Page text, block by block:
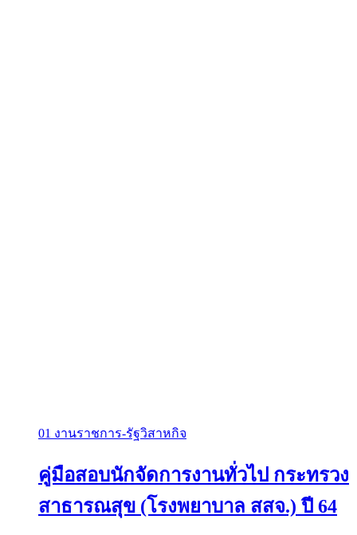
01 งานราชการ-รัฐวิสาหกิจ
คู่มือสอบนักจัดการงานทั่วไป กระทรวง
สาธารณสุข (โรงพยาบาล สสจ.) ปี 64